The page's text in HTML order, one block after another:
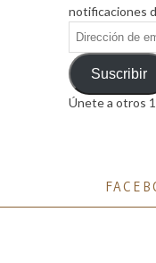
notificaciones
Dirección
de
emailSuscribir
Únete a otros